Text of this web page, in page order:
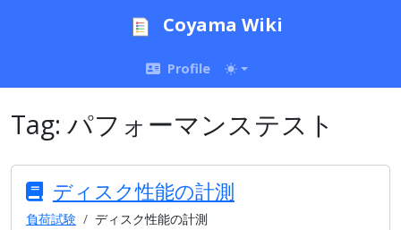
Coyama Wiki
Profile
Tag: パフォーマンステスト
ディスク性能の計測
負荷試験 ディスク性能の計測